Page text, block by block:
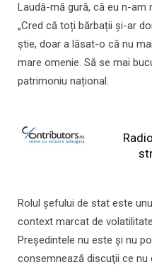
Laudă-mă gură, că eu n-am
„Cred că toți bărbații și-ar
știe, doar a lăsat-o că nu
mare omenie. Să se mai
patrimoniu național.
Rolul şefului de stat este
context marcat de
Preşedintele nu este şi nu
consemnează discuţii ce nu